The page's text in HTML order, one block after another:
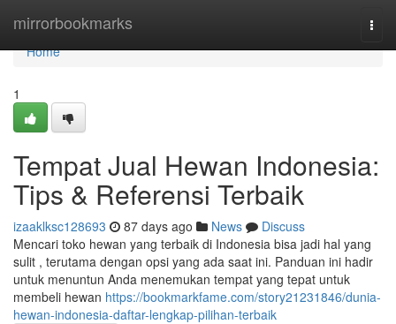
mirrorbookmarks
Home
Home
1
Tempat Jual Hewan Indonesia:
Tips & Referensi Terbaik
izaaklksc128693 87 days ago News
Discuss
Mencari toko hewan yang terbaik di Indonesia bisa jadi hal yang
sulit , terutama dengan opsi yang ada saat ini. Panduan ini hadir
untuk menuntun Anda menemukan tempat yang tepat untuk
membeli hewan https://bookmarkfame.com/story21231846/dunia-
hewan-indonesia-daftar-lengkap-pilihan-terbaik